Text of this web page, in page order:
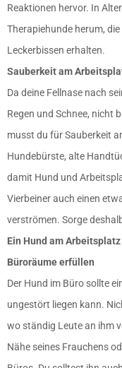
Reaktionen hervor. In
Therapiehunde herum,
Leckerbissen erhalten.
Sauberkeit am
Da deine Fellnase nach
Regen und Schnee, nicht
musst du für Sauberkeit
Hundebürste, alte
damit Hund und
Vierbeiner auch einen
verströmen. Sorge
Ein Hund am
Büroräume erfüllen
Der Hund im Büro sollte
ungestört liegen kann.
wo ständig Leute an ihm
Nähe seines Frauchens